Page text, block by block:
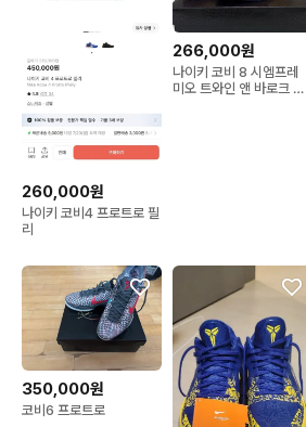
260,000원
나이키 코비4 프로트로 필
리
266,000원
나이키 코비 8 시엠프레
미오 트와인 앤 바로크 브
350,000원
코비6 프로트로